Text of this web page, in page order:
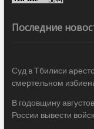
Последние
Суд в Тбилиси
смертельном
В годовщину
России вывести